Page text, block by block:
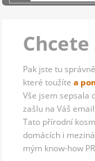
Pak jste tu
které toužíte a
Vše jsem sepsala
zašlu na Váš
Tato přírodní
domácích i
mým know-how